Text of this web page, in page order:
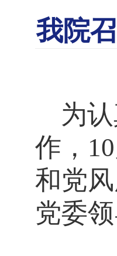
我院
为认
作， 10
和党
党委